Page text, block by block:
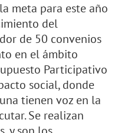
meta para este año
del
de 50 convenios
en el ámbito
Participativo
social, donde
tienen voz en la
Se realizan